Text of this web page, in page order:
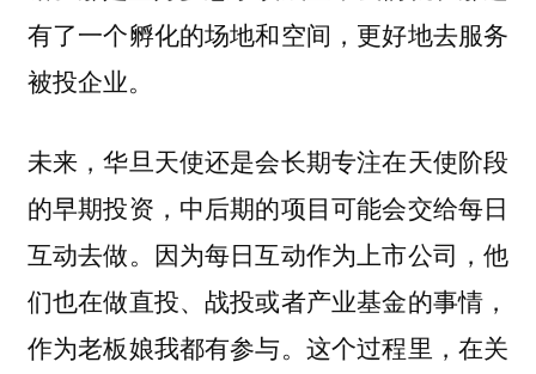
有了一个孵化的场地和空间，更好地去服务
被投企业。
未来，华旦天使还是会长期专注在天使阶段
的早期投资，中后期的项目可能会交给每日
互动去做。因为每日互动作为上市公司，他
们也在做直投、战投或者产业基金的事情，
作为老板娘我都有参与。这个过程里，在关